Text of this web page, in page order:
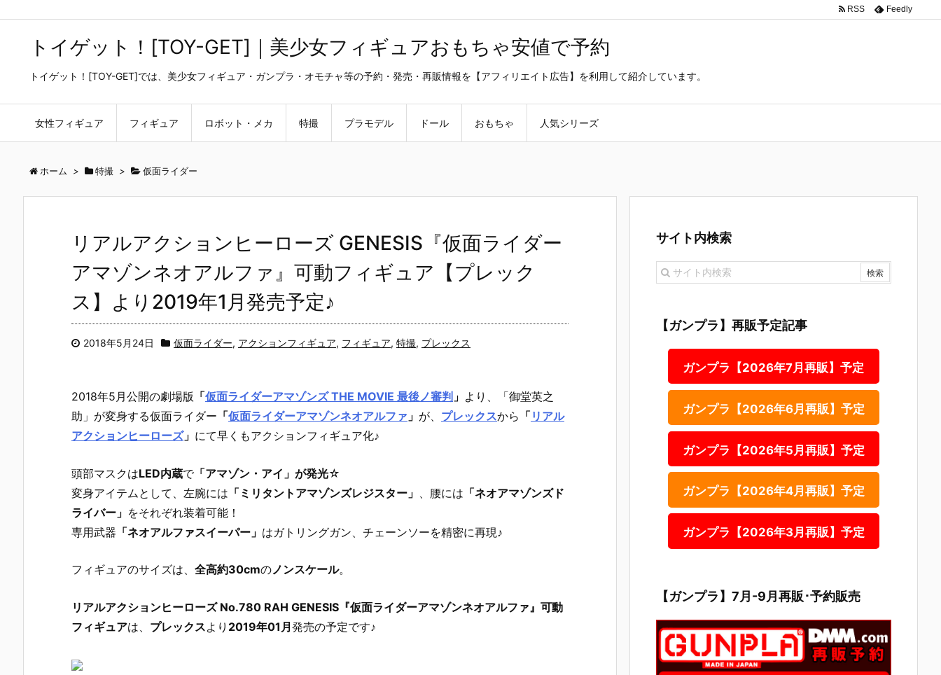
トイゲット！[TOY-GET]｜美少女フィギュアおもちゃ安値で予約
トイゲット！[TOY-GET]では、美少女フィギュア・ガンプラ・オモチャ等の予約・発売・再販情報を【アフィリエイト広告】を利用して紹介しています。
女性フィギュア フィギュア ロボット・メカ 特撮 プラモデル ドール おもちゃ 人気シリーズ
RSS Feedly
ホーム > 特撮 > 仮面ライダー
リアルアクションヒーローズ GENESIS『仮面ライダー
アマゾンネオアルファ』可動フィギュア【プレック
ス】より2019年1月発売予定♪
2018年5月24日 仮面ライダー, アクションフィギュア, フィギュア, 特撮, プレックス
2018年5月公開の劇場版 「仮面ライダーアマゾンズ THE MOVIE 最後ノ審判 」 より、「御堂英之
助」が変身する仮面ライダー 「仮面ライダーアマゾンネオアルファ 」 が、 プレックスから 「 リアル
アクションヒーローズ」 にて早くもアクションフィギュア化♪
頭部マスクはLED内蔵で「アマゾン・アイ」が発光☆
変身アイテムとして、左腕には 「ミリタントアマゾンズレジスター」 、腰には 「ネオアマゾンズド
ライバー」 をそれぞれ装着可能！
専用武器 「ネオアルファスイーパー」 はガトリングガン、チェーンソーを精密に再現♪
フィギュアのサイズは、 全高約30cmのノンスケール。
リアルアクションヒーローズ No.780 RAH GENESIS『仮面ライダーアマゾンネオアルファ』可動
フィギュアは、 プレックスより 2019年01月発売の予定です♪
サイト内検索
【ガンプラ】再販予定記事
ガンプラ【2026年7月再販】予定
ガンプラ【2026年6月再販】予定
ガンプラ【2026年5月再販】予定
ガンプラ【2026年4月再販】予定
ガンプラ【2026年3月再販】予定
【ガンプラ】7月-9月再販･予約販売